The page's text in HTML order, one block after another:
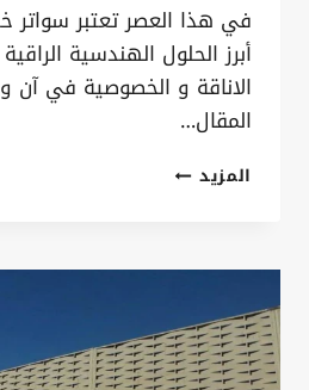
في هذا العصر تعتبر
أبرز الحلول الهندسية
الاناقة و الخصوصية في
المقال…
المزيدسواتر
ت:
–
تركيب